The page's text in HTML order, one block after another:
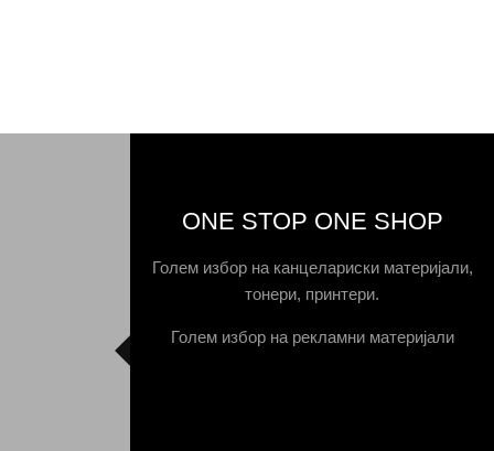
ONE STOP ONE SHOP
Голем избор на канцелариски материјали,
тонери, принтери.
Голем избор на рекламни материјали